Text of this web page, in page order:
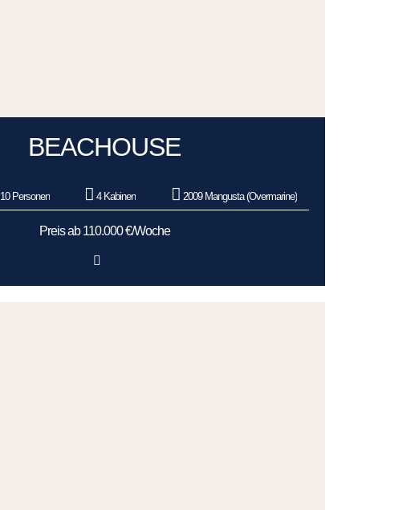
BEACHOUSE
10 Personen 4 Kabinen 2009 Mangusta (Overmarine)
Preis ab 110.000 €/Woche